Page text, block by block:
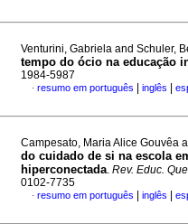
Venturini, Gabriela and Schuler,
tempo do ócio na educação
1984-5987
· resumo em português inglês
Campesato, Maria Alice Gouvêa
do cuidado de si na escola
hiperconectada. Rev. Educ.
0102-7735
· resumo em português inglês